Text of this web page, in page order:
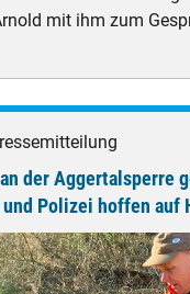
mit ihm zum
der Aggertalsperre
Polizei hoffen auf